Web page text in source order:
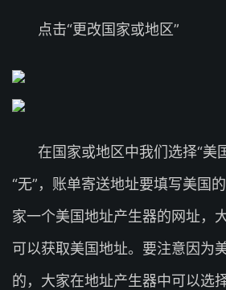
点击“更改国家或地区”
在国家或地区中我们选择“美
“无”，账单寄送地址要填写美国
家一个美国地址产生器的网址，
可以获取美国地址。要注意因为
的，大家在地址产生器中可以选